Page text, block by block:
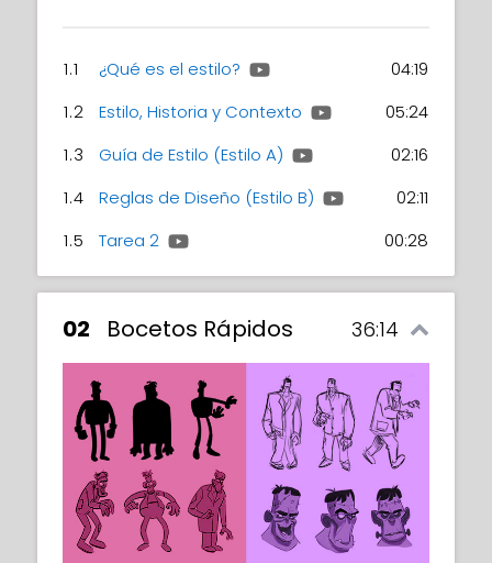
1.1 ¿Qué es el estilo?
04:19
1.2
Estilo, Historia y Contexto
05:24
1.3
Guía de Estilo (Estilo A)
02:16
1.4
Reglas de Diseño (Estilo B)
02:11
1.5
Tarea 2 00:28
02 Bocetos Rápidos 36:14